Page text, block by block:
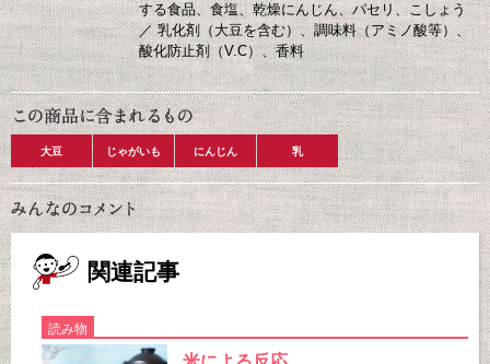
する食品、食塩、乾燥にんじん、パセリ、こしょう
／ 乳化剤（大豆を含む）、調味料（アミノ酸等）、
酸化防止剤（V.C）、香料
大豆 じゃがいも にんじん 乳
関連記事
読み物